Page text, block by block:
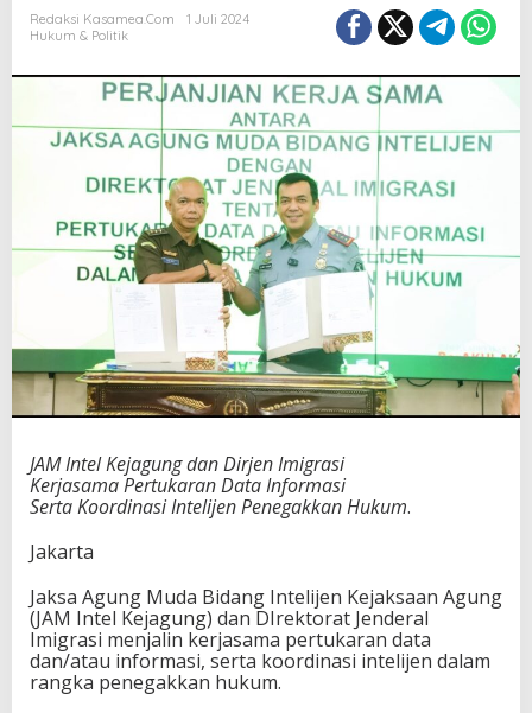
Redaksi Kasamea.com
1 Juli 2024
Hukum & Politik
JAM Intel Kejagung dan Dirjen Imigrasi
Kerjasama Pertukaran Data Informasi
Serta Koordinasi Intelijen Penegakkan Hukum.
Jakarta
Jaksa Agung Muda Bidang Intelijen Kejaksaan Agung
(JAM Intel Kejagung) dan DIrektorat Jenderal
Imigrasi menjalin kerjasama pertukaran data
dan/atau informasi, serta koordinasi intelijen dalam
rangka penegakkan hukum.